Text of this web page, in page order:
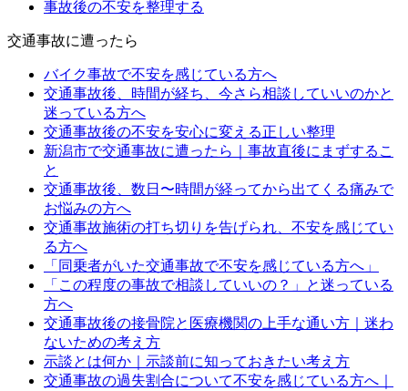
事故後の不安を整理する
交通事故に遭ったら
バイク事故で不安を感じている方へ
交通事故後、時間が経ち、今さら相談していいのかと
迷っている方へ
交通事故後の不安を安心に変える正しい整理
新潟市で交通事故に遭ったら｜事故直後にまずするこ
と
交通事故後、数日〜時間が経ってから出てくる痛みで
お悩みの方へ
交通事故施術の打ち切りを告げられ、不安を感じてい
る方へ
「同乗者がいた交通事故で不安を感じている方へ」
「この程度の事故で相談していいの？」と迷っている
方へ
交通事故後の接骨院と医療機関の上手な通い方｜迷わ
ないための考え方
示談とは何か｜示談前に知っておきたい考え方
交通事故の過失割合について不安を感じている方へ｜